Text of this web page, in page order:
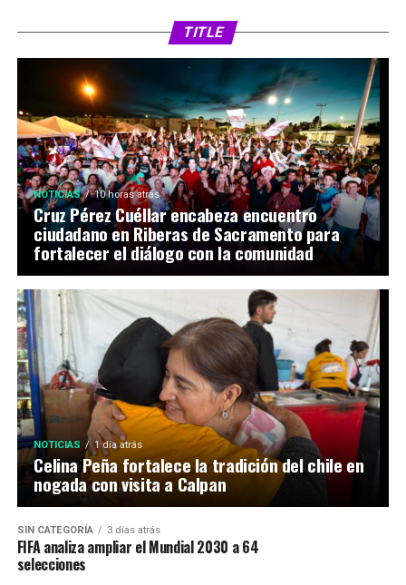
TITLE
NOTICIAS 10 horas atrás
Cruz Pérez Cuéllar encabeza encuentro
ciudadano en Riberas de Sacramento para
fortalecer el diálogo con la comunidad
NOTICIAS 1 día atrás
Celina Peña fortalece la tradición del chile en
nogada con visita a Calpan
SIN CATEGORÍA 3 días atrás
FIFA analiza ampliar el Mundial 2030 a 64
selecciones